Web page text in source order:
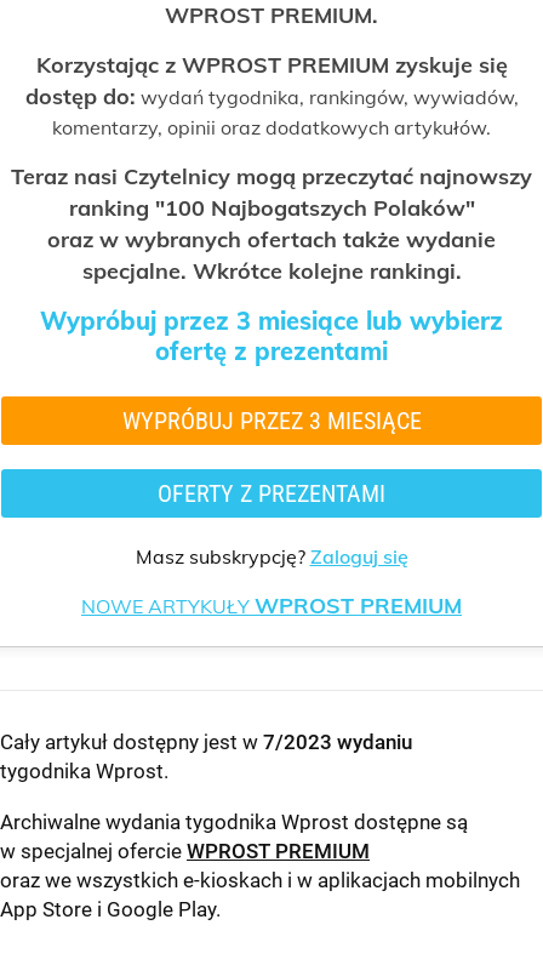
WPROST PREMIUM.
Korzystając z WPROST PREMIUM zyskuje się
dostęp do: wydań tygodnika, rankingów, wywiadów,
komentarzy, opinii oraz dodatkowych artykułów.
Teraz nasi Czytelnicy mogą przeczytać najnowszy
ranking "100 Najbogatszych Polaków"
oraz w wybranych ofertach także wydanie
specjalne. Wkrótce kolejne rankingi.
Wypróbuj przez 3 miesiące lub wybierz
ofertę z prezentami
WYPRÓBUJ PRZEZ 3 MIESIĄCE
OFERTY Z PREZENTAMI
Masz subskrypcję? Zaloguj się
NOWE ARTYKUŁY WPROST PREMIUM
Cały artykuł dostępny jest w 7/2023 wydaniu
tygodnika Wprost.
Archiwalne wydania tygodnika Wprost dostępne są
w specjalnej ofercie WPROST PREMIUM
oraz we wszystkich e-kioskach i w aplikacjach mobilnych
App Store i Google Play.